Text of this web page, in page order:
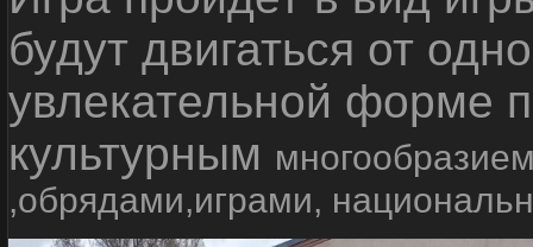
будут двигаться от
увлекательной форме
культурным
,обрядами,играми,